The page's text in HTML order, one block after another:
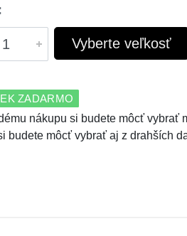
Vyberte veľkosť
ZADARMO
nákupu si budete môcť vybrať
budete môcť vybrať aj z drahších